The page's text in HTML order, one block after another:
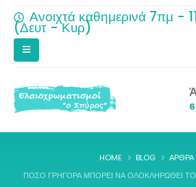
Ανοιχτά καθημερινά 7πμ -
(Δευτ - Κυρ)
HOME BLOG
ΆΡΘΡΑ
ΠΌΣΟ ΓΡΉΓΟΡΑ ΜΠΟΡΕΊ ΝΑ ΟΛΟΚΛΗΡΩΘΕΊ